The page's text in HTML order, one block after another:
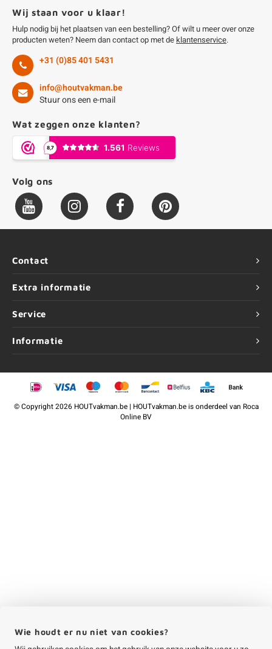
Wij staan voor u klaar!
Hulp nodig bij het plaatsen van een bestelling? Of wilt u meer over onze
producten weten? Neem dan contact op met de klantenservice.
+31 (0)85 401 5431
info@houtvakman.be
Stuur ons een e-mail
Wat zeggen onze klanten?
Volg ons
Contact
Extra informatie
Service
Informatie
©Copyright2026 HOUTvakman.be | HOUTvakman.be is onderdeel van Roca
Online BV
Wie houdt er nu niet van cookies?